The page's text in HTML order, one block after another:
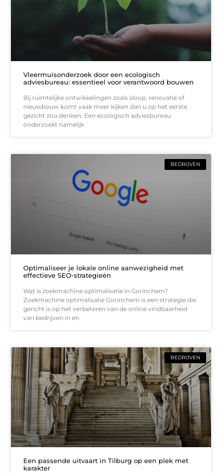
Vleermuisonderzoek door een ecologisch
adviesbureau: essentieel voor verantwoord bouwen
Bij ruimtelijke ontwikkelingen zoals sloop, renovatie of
nieuwbouw komt vaak meer kijken dan u op het eerste
gezicht zou denken. Een ecologisch adviesbureau
onderzoekt namelijk
BEDRIJVEN
Optimaliseer je lokale online aanwezigheid met
effectieve SEO-strategieën
Wat is zoekmachine optimalisatie in Gorinchem?
Zoekmachine optimalisatie Gorinchem is een strategie die
gericht is op het verbeteren van de online vindbaarheid
van bedrijven in en
BEDRIJVEN
Een passende uitvaart in Tilburg op een plek met
karakter